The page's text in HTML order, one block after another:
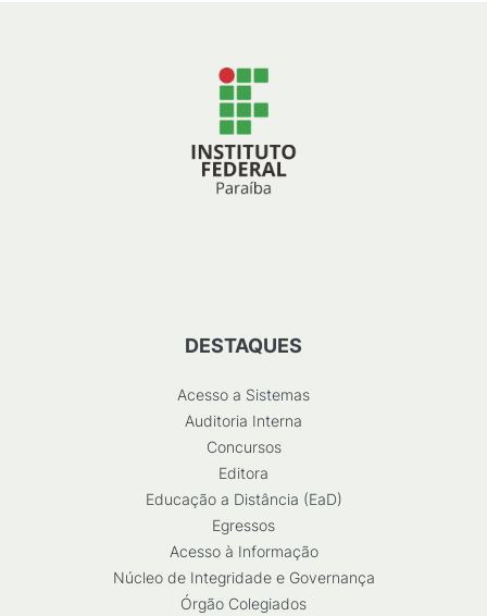
DESTAQUES
Acesso a Sistemas
Auditoria Interna
Concursos
Editora
Educação a Distância (EaD)
Egressos
Acesso à Informação
Núcleo de Integridade e Governança
Órgão Colegiados